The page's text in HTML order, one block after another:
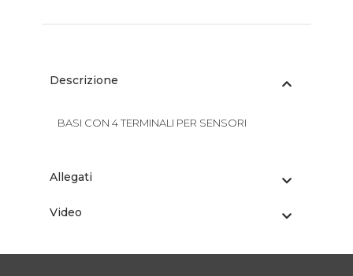
Descrizione
BASI CON 4 TERMINALI PER SENSORI
Allegati
Video